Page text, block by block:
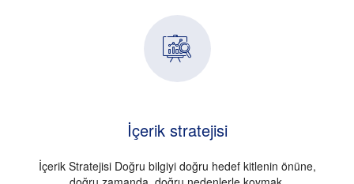
İçerik stratejisi
İçerik Stratejisi Doğru bilgiyi doğru hedef kitlenin önüne,